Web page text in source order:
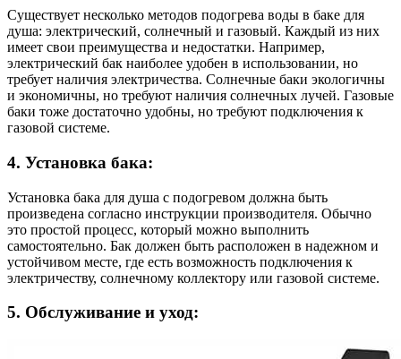
Существует несколько методов подогрева воды в баке для
душа: электрический, солнечный и газовый. Каждый из них
имеет свои преимущества и недостатки. Например,
электрический бак наиболее удобен в использовании, но
требует наличия электричества. Солнечные баки экологичны
и экономичны, но требуют наличия солнечных лучей. Газовые
баки тоже достаточно удобны, но требуют подключения к
газовой системе.
4. Установка бака:
Установка бака для душа с подогревом должна быть
произведена согласно инструкции производителя. Обычно
это простой процесс, который можно выполнить
самостоятельно. Бак должен быть расположен в надежном и
устойчивом месте, где есть возможность подключения к
электричеству, солнечному коллектору или газовой системе.
5. Обслуживание и уход: